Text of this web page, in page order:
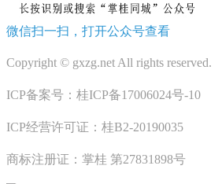
微信扫一扫，打开公众号查看
Copyright © gxzg.net All rights reserved.
ICP备案号：桂ICP备17006024号-10
ICP经营许可证：桂B2-20190035
商标注册证：掌桂 第27831898号